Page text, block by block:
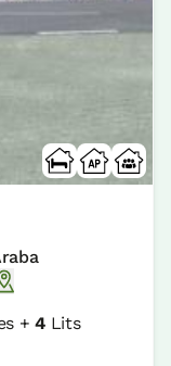
+4Lits